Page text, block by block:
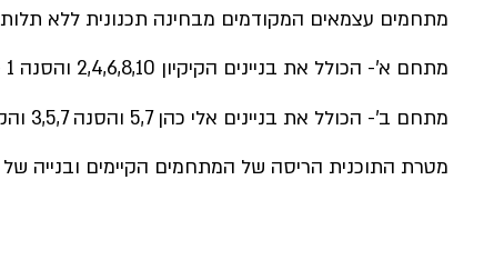
מתחמים עצמאים המקודמים מבחינה תכנונית ללא
מתחם א'- הכולל את בניינים הקיקיון 2,4,6,8,10 והסנה 1 – המונה 108 דיירים.
מתחם ב'- הכולל את בניינים אלי כהן 5,7 והסנה 3,5,7 והקיקיון 12 – המונה 132 דיירים.
מטרת התוכנית הריסה של המתחמים הקיימים ובנייה של 786 יח"ד המורכב מיח"ד של 2,3,4,5 חדרים.